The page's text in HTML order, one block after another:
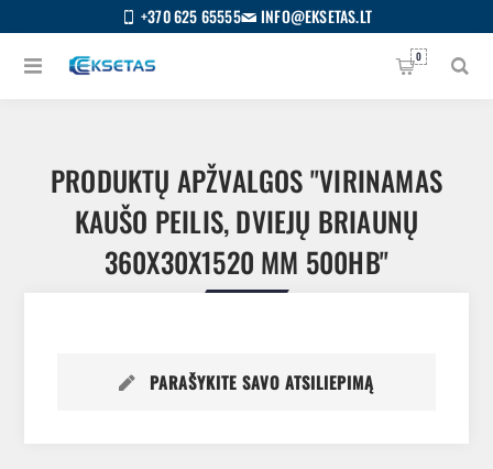
+370 625 65555 INFO@EKSETAS.LT
0
PRODUKTŲ APŽVALGOS VIRINAMAS
KAUŠO PEILIS, DVIEJŲ BRIAUNŲ
360X30X1520 MM 500HB
PARAŠYKITE SAVO ATSILIEPIMĄ